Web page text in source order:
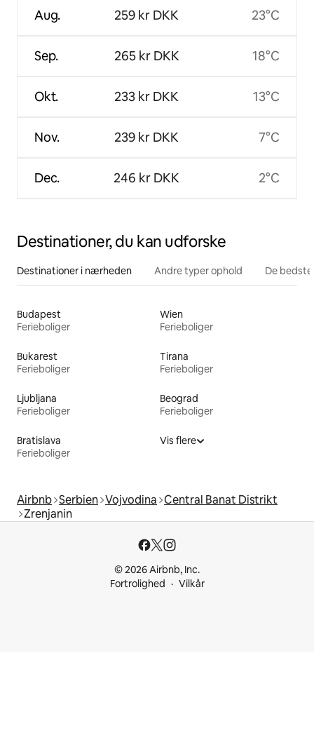
Aug.
Sep.
Okt.
Nov.
Dec.
259 kr DKK
265 kr DKK
233 kr DKK
239 kr DKK
246 kr DKK
23°C
18°C
13°C
7°C
2°C
Destinationer, du kan udforske
Destinationer i nærheden Andre typer ophold De
Budapest
Ferieboliger
Wien
Ferieboliger
Bukarest
Ferieboliger
Tirana
Ferieboliger
Ljubljana
Ferieboliger
Beograd
Ferieboliger
Bratislava
Ferieboliger
Vis flere
Airbnb Serbien Vojvodina Central Banat Distrikt
Zrenjanin
© 2026 Airbnb, Inc.
Fortrolighed
Vilkår